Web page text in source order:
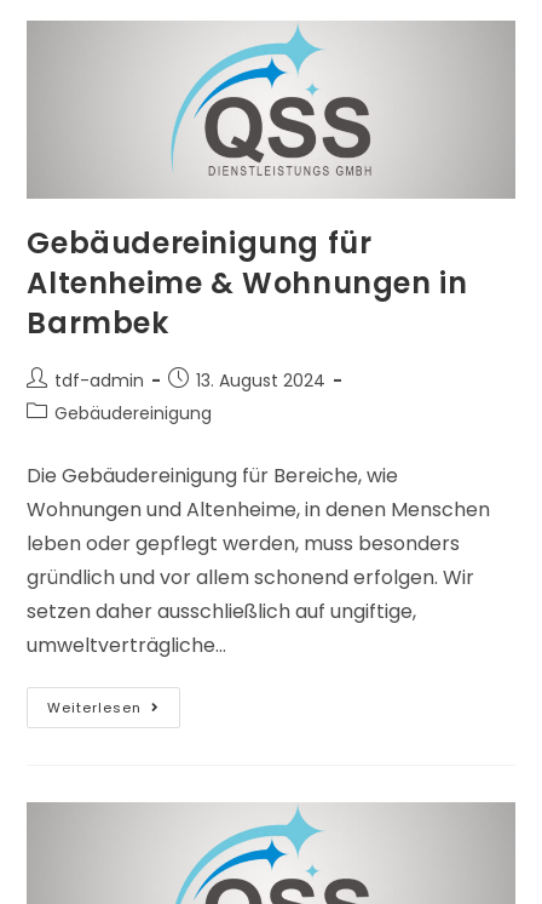
Gebäudereinigung für
Altenheime & Wohnungen in
Barmbek
tdf-admin
13. August 2024
Gebäudereinigung
Die Gebäudereinigung für Bereiche, wie
Wohnungen und Altenheime, in denen Menschen
leben oder gepflegt werden, muss besonders
gründlich und vor allem schonend erfolgen. Wir
setzen daher ausschließlich auf ungiftige,
umweltverträgliche…
Weiterlesen